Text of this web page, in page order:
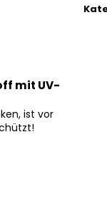
N
mit UV-
ist vor